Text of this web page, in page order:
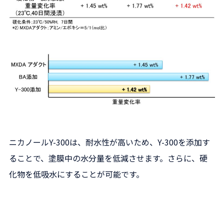
ニカノールY-300は、耐水性が高いため、Y-300を添加す
ることで、塗膜中の水分量を低減させます。さらに、硬
化物を低吸水にすることが可能です。